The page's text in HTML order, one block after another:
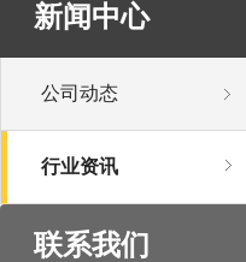
新闻中心
公司动态
行业资讯
联系我们